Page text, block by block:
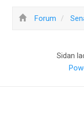
Forum
Sidan